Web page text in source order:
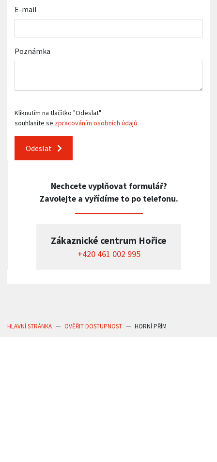
E-mail
Poznámka
Kliknutím na tlačítko "Odeslat"
souhlasíte se zpracováním osobních údajů
Odeslat
Nechcete vyplňovat formulář?
Zavolejte a vyřídíme to po telefonu.
Zákaznické centrum Hořice
+420 461 002 995
HLAVNÍ STRÁNKA OVĚŘIT DOSTUPNOST HORNÍ PŘÍM